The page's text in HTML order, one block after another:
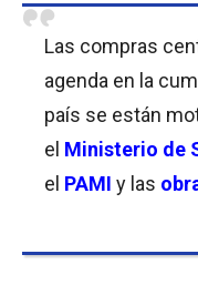
Las compras
agenda en la
país se están
el Ministerio de
el PAMI y las o